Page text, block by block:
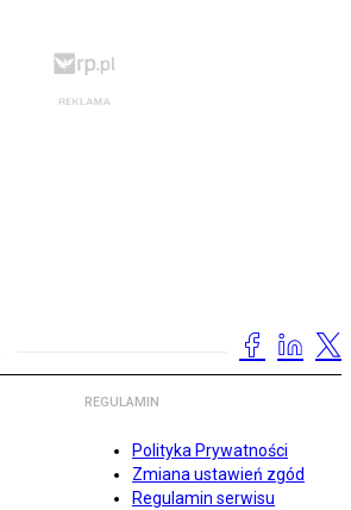
REGULAMIN
Polityka Prywatności
Zmiana ustawień zgód
Regulamin serwisu